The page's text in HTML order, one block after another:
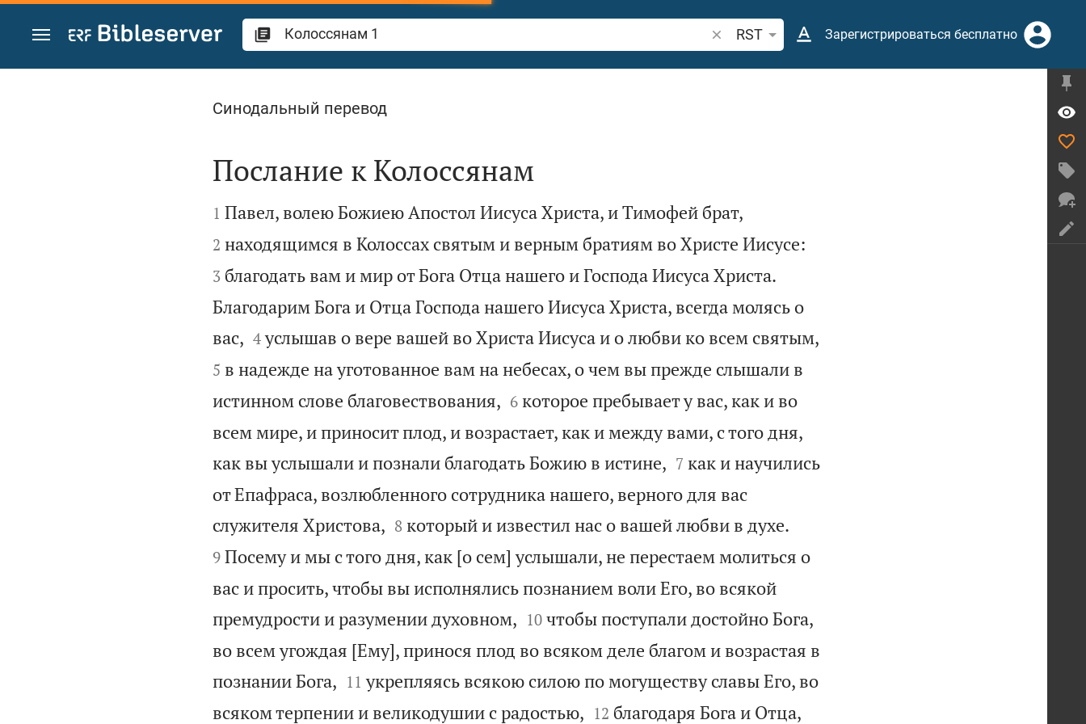
Перейти к содержанию
Поиск по отрывку из Библии или термину
RST Зарегистрироваться бесплатно
Колоссянам 1
Синодальный перевод

Послание к Колоссянам

1 Павел, волею Божиею Апостол Иисуса Христа, и Тимофей брат,
2 находящимся в Колоссах святым и верным братиям во Христе Иисусе:
3 благодать вам и мир от Бога Отца нашего и Господа Иисуса Христа.
Благодарим Бога и Отца Господа нашего Иисуса Христа, всегда молясь о
вас,
4 услышав о вере вашей во Христа Иисуса и о любви ко всем святым,
5 в надежде на уготованное вам на небесах, о чем вы прежде слышали в
истинном слове благовествования,
6 которое пребывает у вас, как и во
всем мире, и приносит плод, и возрастает, как и между вами, с того дня,
как вы услышали и познали благодать Божию в истине,
7 как и научились
от Епафраса, возлюбленного сотрудника нашего, верного для вас
служителя Христова,
8 который и известил нас о вашей любви в духе.
9 Посему и мы с того дня, как [о сем] услышали, не перестаем молиться о
вас и просить, чтобы вы исполнялись познанием воли Его, во всякой
премудрости и разумении духовном,
10 чтобы поступали достойно Бога,
во всем угождая [Ему], принося плод во всяком деле благом и возрастая в
познании Бога,
11 укрепляясь всякою силою по могуществу славы Его, во
всяком терпении и великодушии с радостью,
12 благодаря Бога и Отца,